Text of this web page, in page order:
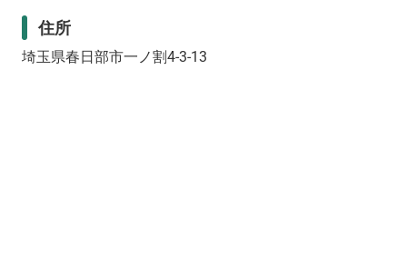
住所
埼玉県春日部市一ノ割4-3-13